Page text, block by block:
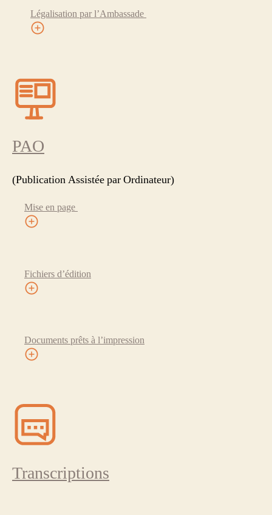
Légalisation par l’Ambassade
PAO
(Publication Assistée par Ordinateur)
Mise en page
Fichiers d’édition
Documents prêts à l’impression
Transcriptions